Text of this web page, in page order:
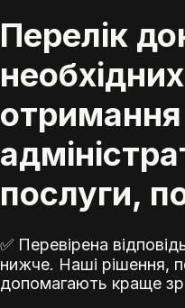
Перелік
отримання
послуги,
✅ Перевірена
нижче. Наші рішення,
допомагають краще